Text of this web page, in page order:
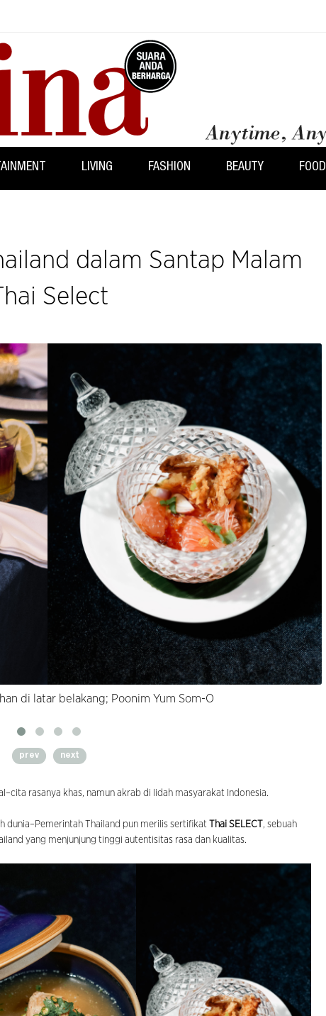
LIVING FASHION BEAUTY FOOD
dalam Santap Malam
Select
di latar belakang; Poonim Yum Som-O
prev next
rasanya khas, namun akrab di lidah masyarakat Indonesia.
dunia–Pemerintah Thailand pun merilis sertifikat Thai SELECT, sebuah
yang menjunjung tinggi autentisitas rasa dan kualitas.